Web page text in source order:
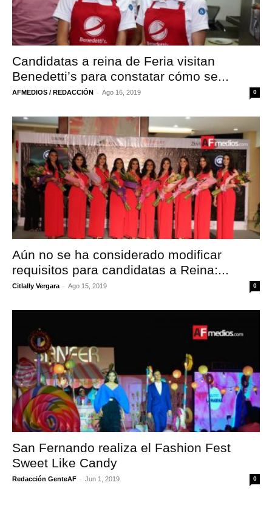
Candidatas a reina de Feria visitan
Benedetti’s para constatar cómo se...
AFMEDIOS / REDACCIÓN - Ago 16, 2019 0
Aún no se ha considerado modificar
requisitos para candidatas a Reina:...
Citlally Vergara - Ago 15, 2019 0
San Fernando realiza el Fashion Fest
Sweet Like Candy
Redacción GenteAF - Jun 1, 2019 0